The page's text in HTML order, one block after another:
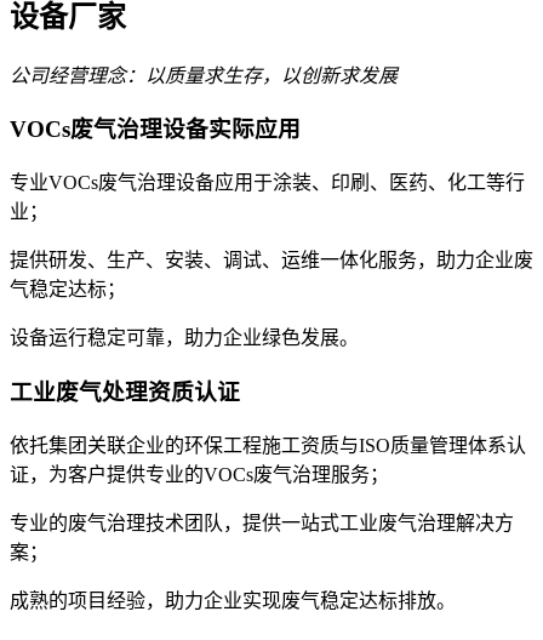
公司经营理念：以质量求生存，以创新求发展
VOCs废气治理设备实际应用
专业VOCs废气治理设备应用于涂装、印刷、医药、化工等行
业；
提供研发、生产、安装、调试、运维一体化服务，助力企业废
气稳定达标；
设备运行稳定可靠，助力企业绿色发展。
工业废气处理资质认证
依托集团关联企业的环保工程施工资质与ISO质量管理体系认
证，为客户提供专业的VOCs废气治理服务；
专业的废气治理技术团队，提供一站式工业废气治理解决方
案；
成熟的项目经验，助力企业实现废气稳定达标排放。